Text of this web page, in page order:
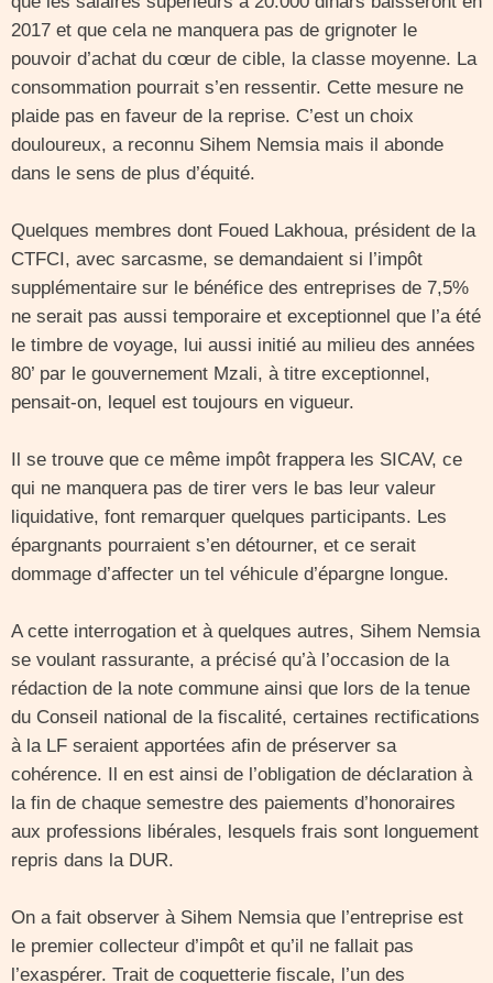
2017 et que cela ne manquera pas de grignoter le
pouvoir d’achat du cœur de cible, la classe moyenne. La
consommation pourrait s’en ressentir. Cette mesure ne
plaide pas en faveur de la reprise. C’est un choix
douloureux, a reconnu Sihem Nemsia mais il abonde
dans le sens de plus d’équité.
Quelques membres dont Foued Lakhoua, président de la
CTFCI, avec sarcasme, se demandaient si l’impôt
supplémentaire sur le bénéfice des entreprises de 7,5%
ne serait pas aussi temporaire et exceptionnel que l’a été
le timbre de voyage, lui aussi initié au milieu des années
80’ par le gouvernement Mzali, à titre exceptionnel,
pensait-on, lequel est toujours en vigueur.
Il se trouve que ce même impôt frappera les SICAV, ce
qui ne manquera pas de tirer vers le bas leur valeur
liquidative, font remarquer quelques participants. Les
épargnants pourraient s’en détourner, et ce serait
dommage d’affecter un tel véhicule d’épargne longue.
A cette interrogation et à quelques autres, Sihem Nemsia
se voulant rassurante, a précisé qu’à l’occasion de la
rédaction de la note commune ainsi que lors de la tenue
du Conseil national de la fiscalité, certaines rectifications
à la LF seraient apportées afin de préserver sa
cohérence. Il en est ainsi de l’obligation de déclaration à
la fin de chaque semestre des paiements d’honoraires
aux professions libérales, lesquels frais sont longuement
repris dans la DUR.
On a fait observer à Sihem Nemsia que l’entreprise est
le premier collecteur d’impôt et qu’il ne fallait pas
l’exaspérer. Trait de coquetterie fiscale, l’un des